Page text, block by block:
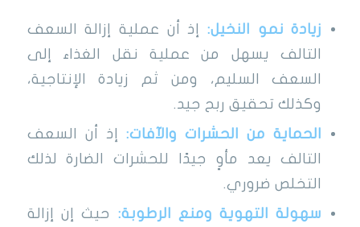
زيادة نمو النخيل:إذ أن عملية إزالة السعف
التالف يسهل من عملية نقل الغذاء إلى
السعف السليم، ومن ثم زيادة الإنتاجية،
وكذلك تحقيق ربح جيد.
الحماية من الحشرات والآفات:إذ أن السعف
التالف يعد مأوٍ جيدًا للحشرات الضارة لذلك
التخلص ضروري.
سهولة التهوية ومنع الرطوبة: حيث إن إزالة